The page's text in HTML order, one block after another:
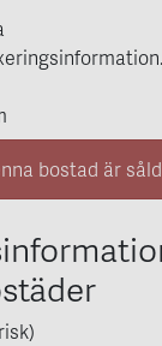
bostad är